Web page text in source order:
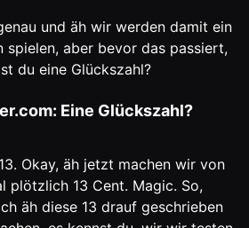
und äh wir werden damit ein
spielen, aber bevor das passiert,
du eine Glückszahl?
Eine Glückszahl?
Okay, äh jetzt machen wir von
plötzlich 13 Cent. Magic. So,
äh diese 13 drauf geschrieben